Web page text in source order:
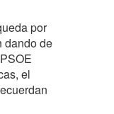
por
dando de
el